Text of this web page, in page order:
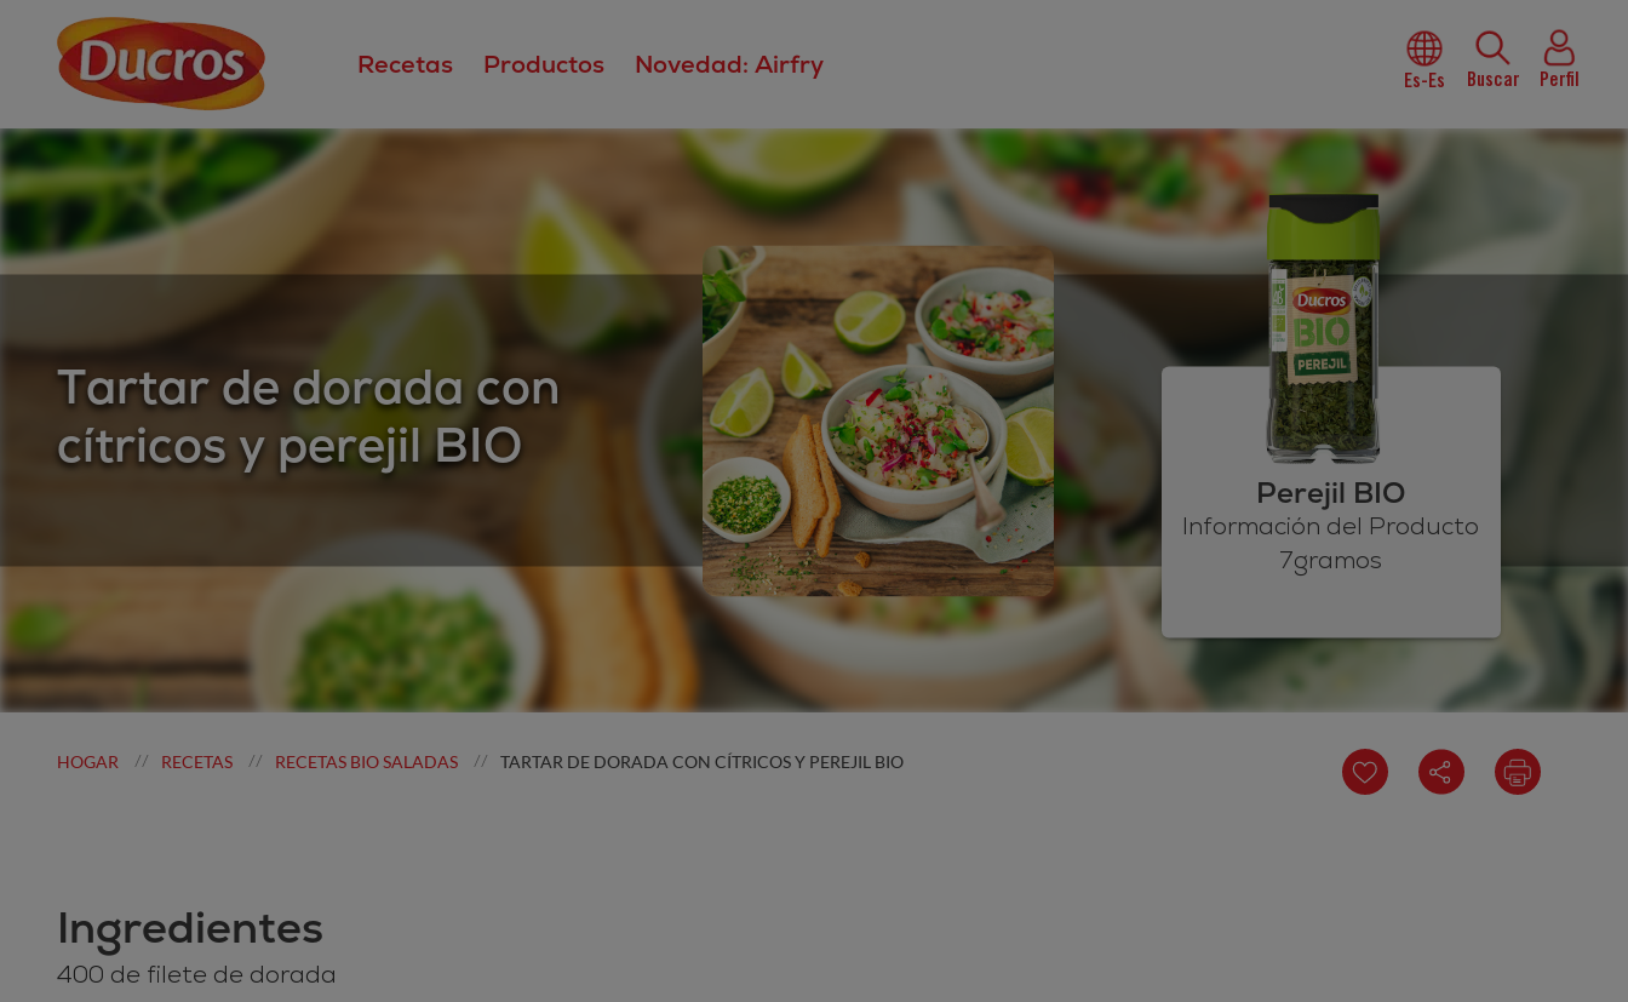
Recetas Productos Novedad: Airfry
Es-Es Buscar Perfil
Tartar de dorada con
cítricos y perejil BIO
Perejil BIO
Información del Producto
7gramos
HOGAR // RECETAS // RECETAS BIO SALADAS // TARTAR DE DORADA CON CÍTRICOS Y PEREJIL BIO
Ingredientes
400 de filete de dorada